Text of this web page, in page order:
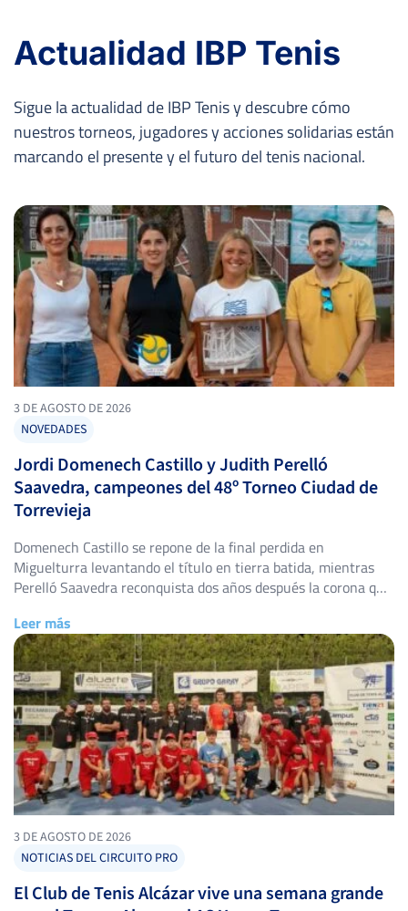
Actualidad IBP Tenis
Sigue la actualidad de IBP Tenis y descubre cómo
nuestros torneos, jugadores y acciones solidarias están
marcando el presente y el futuro del tenis nacional.
3 DE AGOSTO DE 2026
NOVEDADES
Jordi Domenech Castillo y Judith Perelló
Saavedra, campeones del 48º Torneo Ciudad de
Torrevieja
Domenech Castillo se repone de la final perdida en
Miguelturra levantando el título en tierra batida, mientras
Perelló Saavedra reconquista dos años después la corona que
sus puertas del 25 de julio al 2 de agosto para acoger el 48º
Torneo Ciudad […]
Leer más
3 DE AGOSTO DE 2026
NOTICIAS DEL CIRCUITO PRO
El Club de Tenis Alcázar vive una semana grande